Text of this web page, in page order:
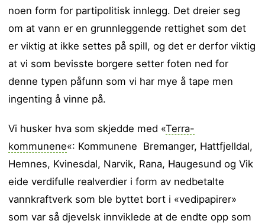
noen form for partipolitisk innlegg. Det dreier seg
om at vann er en grunnleggende rettighet som det
er viktig at ikke settes på spill, og det er derfor viktig
at vi som bevisste borgere setter foten ned for
denne typen påfunn som vi har mye å tape men
ingenting å vinne på.
Vi husker hva som skjedde med «Terra-
kommunene«: Kommunene Bremanger, Hattfjelldal,
Hemnes, Kvinesdal, Narvik, Rana, Haugesund og Vik
eide verdifulle realverdier i form av nedbetalte
vannkraftverk som ble byttet bort i «vedipapirer»
som var så djevelsk innviklede at de endte opp som